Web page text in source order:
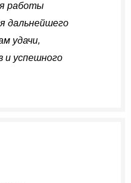
работы
дальнейшего
удачи,
и успешного